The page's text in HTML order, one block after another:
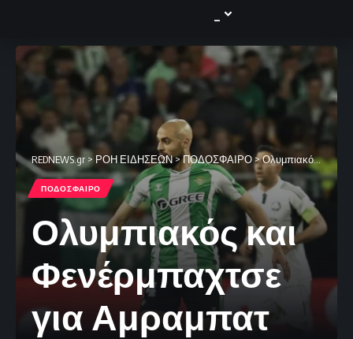
REDNEWS.gr > ΡΟΗ ΕΙΔΗΣΕΩΝ>ΠΟΔΟΣΦΑΙΡΟ>Ολυμπιακός και Φενέρμπαχτσε για Αμραμπατ
ΠΟΔΟΣΦΑΙΡΟ
Ολυμπιακός και
Φενέρμπαχτσε
για Αμραμπατ